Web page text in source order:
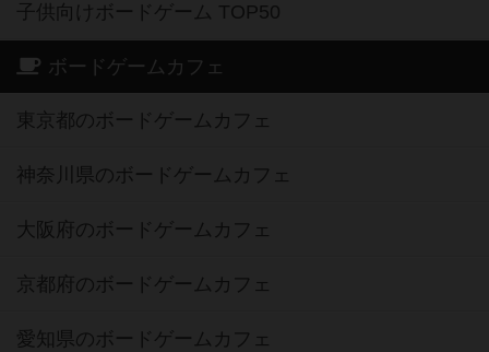
子供向けボードゲーム TOP50
ボードゲームカフェ
東京都のボードゲームカフェ
神奈川県のボードゲームカフェ
大阪府のボードゲームカフェ
京都府のボードゲームカフェ
愛知県のボードゲームカフェ